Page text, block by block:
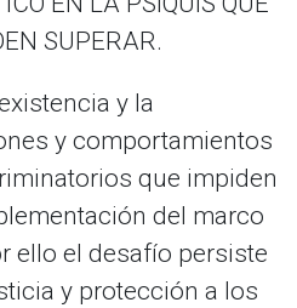
SUPERAR.
y la
y comportamientos
que impiden
del marco
ello el desafío persiste
y protección a los